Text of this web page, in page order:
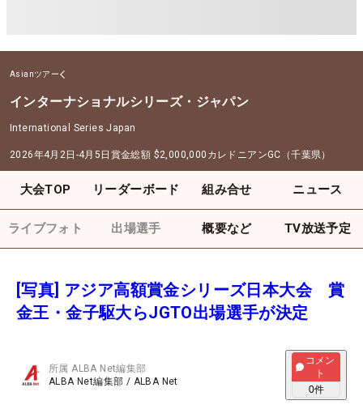
Asianツアー
インターナショナルシリーズ・ジャパン
International Series Japan
2026年4月2日-4月5日 賞金総額 $2,000,000 カレドニアンGC（千葉県）
大会TOP リーダーボード 組み合せ ニュース
ライブフォト 出場選手 概要など TV放送予定
[写真] アジア高額賞金シリーズ日本大会 賞
金王・金子駆大らJGTO出場選手が決定
所属ALBA Net編集部
ALBA Net編集部 / ALBA Net
コメン
ト
0件